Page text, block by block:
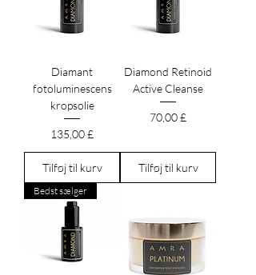
Diamant
fotoluminescens
kropsolie
Pris
135,00 £
Tilføj til kurv
Diamond Retinoid
Active Cleanse
Pris
70,00 £
Tilføj til kurv
Bedst sælger